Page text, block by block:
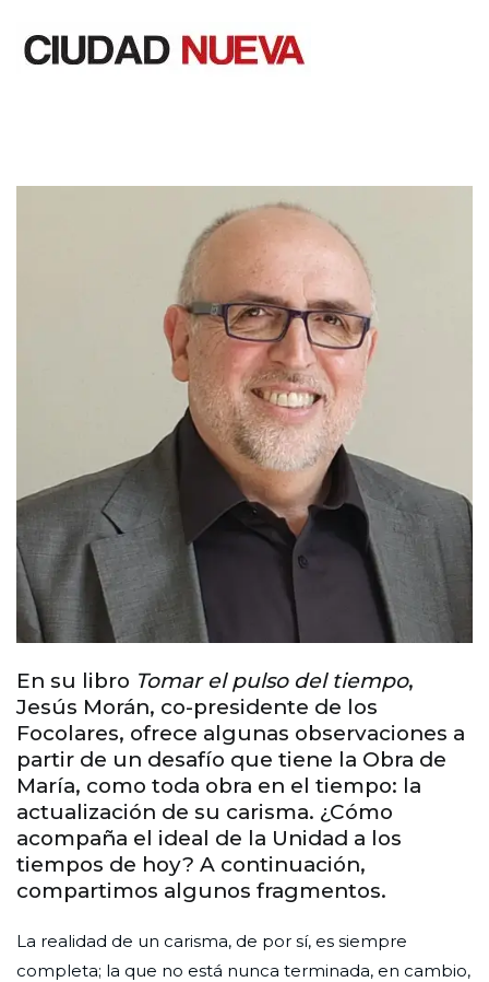
En su libro Tomar el pulso del tiempo,
Jesús Morán, co-presidente de los
Focolares, ofrece algunas observaciones a
partir de un desafío que tiene la Obra de
María, como toda obra en el tiempo: la
actualización de su carisma. ¿Cómo
acompaña el ideal de la Unidad a los
tiempos de hoy? A continuación,
compartimos algunos fragmentos.
La realidad de un carisma, de por sí, es siempre
completa; la que no está nunca terminada, en cambio,